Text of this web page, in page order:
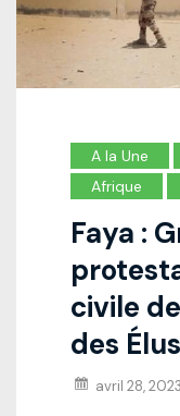
A la Une
Afrique
Faya :
civile
des
avril 28, 2023